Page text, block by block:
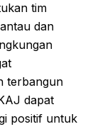
tim
dan
terbangun
dapat
positif untuk